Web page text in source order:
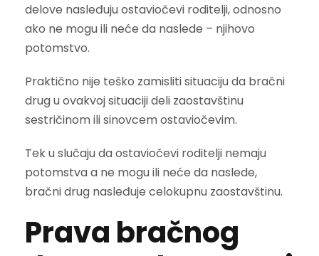
delove nasleđuju ostaviočevi roditelji, odnosno
ako ne mogu ili neće da naslede – njihovo
potomstvo.
Praktično nije teško zamisliti situaciju da bračni
drug u ovakvoj situaciji deli zaostavštinu
sestričinom ili sinovcem ostaviočevim.
Tek u slučaju da ostaviočevi roditelji nemaju
potomstva a ne mogu ili neće da naslede,
bračni drug nasleđuje celokupnu zaostavštinu.
Prava bračnog